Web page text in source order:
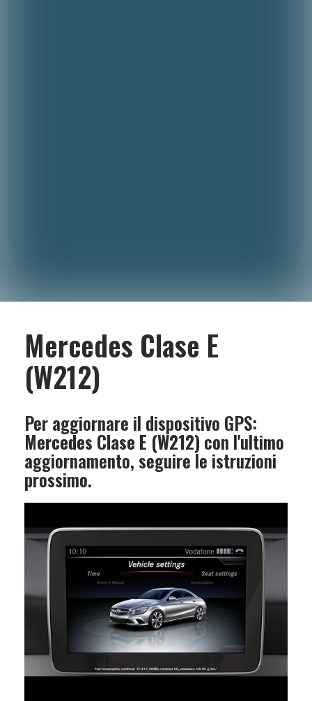
Mercedes Clase E
(W212)
Per aggiornare il dispositivo GPS:
Mercedes Clase E (W212) con l'ultimo
aggiornamento, seguire le istruzioni
prossimo.